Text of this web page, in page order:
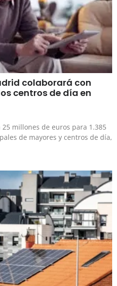
colaborará con
centros de día en
millones de euros para 1.385
de mayores y centros de día,